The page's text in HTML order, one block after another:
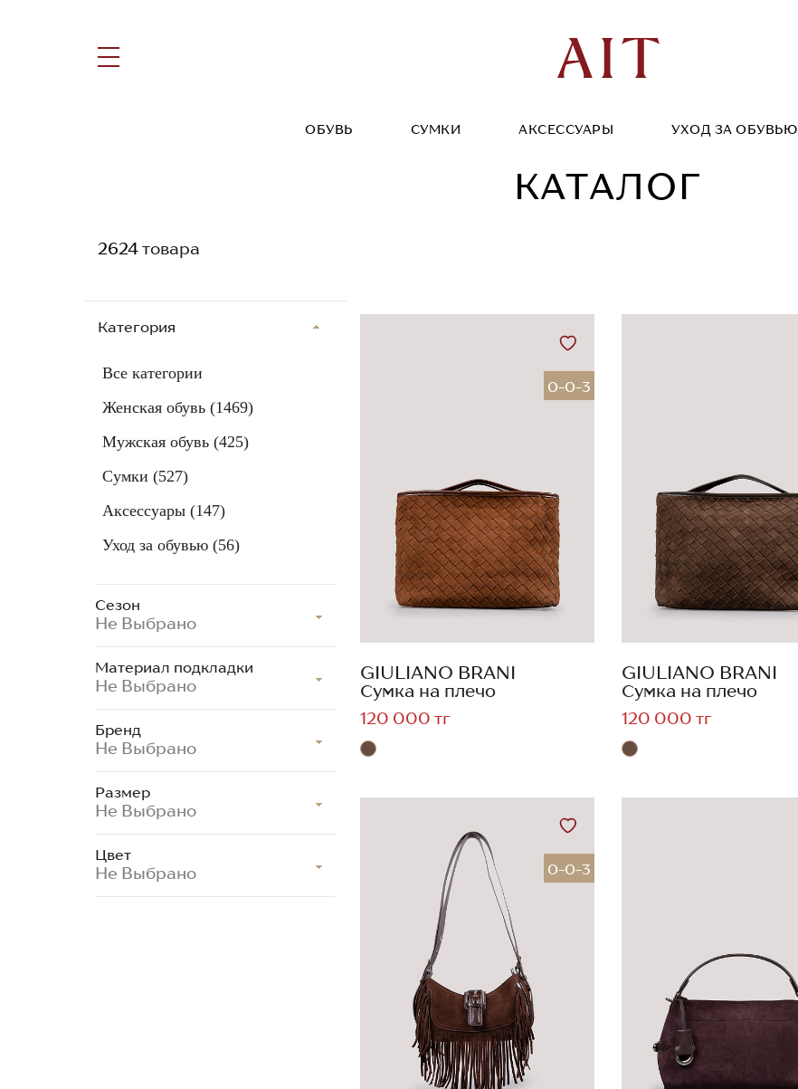
ОБУВЬ СУМКИ АКСЕССУАРЫ УХОД ЗА ОБУВЬЮ
КАТАЛОГ
Категория
Все категории
Женская обувь (1469)
Мужская обувь (425)
Сумки (527)
Аксессуары (147)
Уход за обувью (56)
Сезон
Не Выбрано
Материал подкладки
Не Выбрано
Бренд
Не Выбрано
Размер
Не Выбрано
Цвет
Не Выбрано
0-0-3
GIULIANO BRANI
Сумка на плечо
120 000 тг
GIULIANO BRANI
Сумка на плечо
120 000 тг
0-0-3
2624товара